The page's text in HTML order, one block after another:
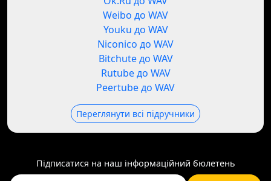
Weibo до WAV
Youku до WAV
Niconico до WAV
Bitchute до WAV
Rutube до WAV
Peertube до WAV
Переглянути всі підручники
Підписатися на наш інформаційний бюлетень